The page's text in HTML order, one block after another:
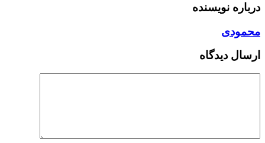
درباره نویسنده
محمودی
ارسال دیدگاه